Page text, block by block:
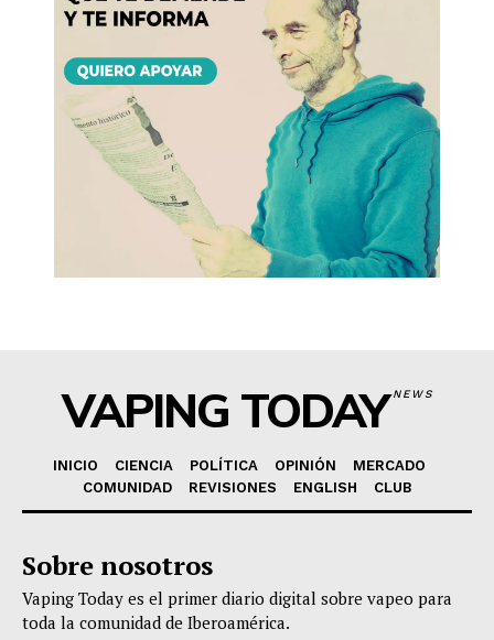
VAPING TODAYNEWS
INICIO CIENCIA POLÍTICA OPINIÓN
MERCADO
COMUNIDAD
REVISIONES ENGLISH CLUB
Sobre nosotros
Vaping Today es el primer diario digital sobre vapeo para
toda la comunidad de Iberoamérica.